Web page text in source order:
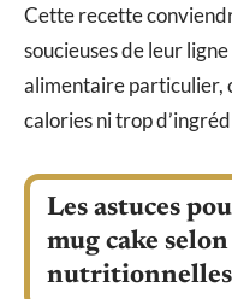
Cette recette
soucieuses de leur
alimentaire particulier,
calories ni trop
Les astuces
mug cake
nutritionnelles